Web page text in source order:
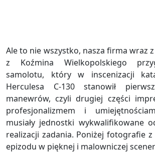
Ale to nie wszystko, nasza firma wraz z
z Koźmina Wielkopolskiego
samolotu, który w inscenizacji
Herculesa C-130 stanowił
manewrów, czyli drugiej części
profesjonalizmem i
musiały jednostki wykwalifikowane
realizacji zadania. Poniżej fotografie
epizodu w pięknej i malowniczej